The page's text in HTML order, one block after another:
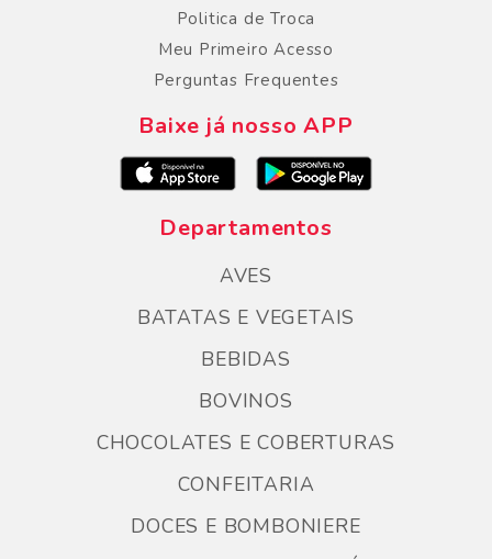
Politica de Troca
Meu Primeiro Acesso
Perguntas Frequentes
Baixe já nosso APP
Departamentos
AVES
BATATAS E VEGETAIS
BEBIDAS
BOVINOS
CHOCOLATES E COBERTURAS
CONFEITARIA
DOCES E BOMBONIERE